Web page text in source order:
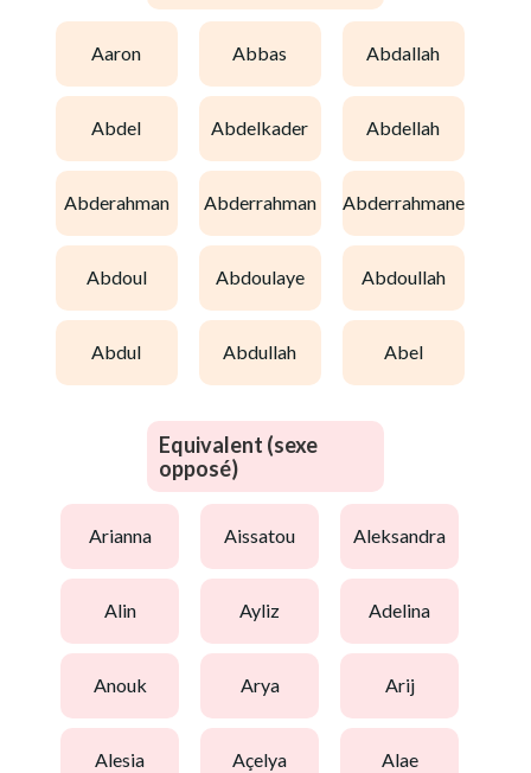
aaron abbas abdallah
abdel abdelkader abdellah
abderahman abderrahman abderrahmane
abdoul abdoulaye abdoullah
abdul abdullah abel
Equivalent (sexe
opposé)
arianna aissatou aleksandra
alin ayliz adelina
anouk arya arij
alesia açelya alae